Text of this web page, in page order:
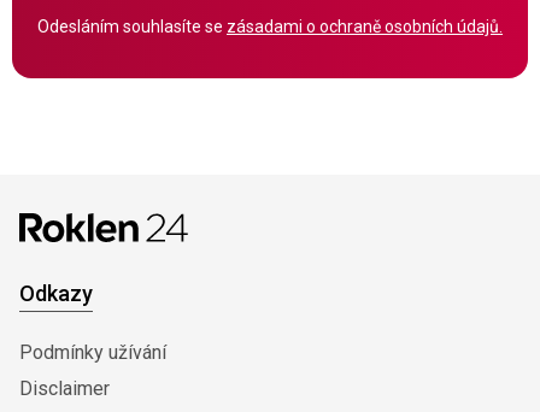
Odesláním souhlasíte se zásadami o ochraně osobních údajů.
Odkazy
Podmínky užívání
Disclaimer